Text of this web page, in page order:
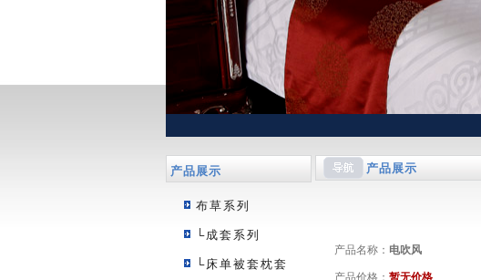
产品展示
布草系列
└成套系列
└床单被套枕套
产品展示
产品名称： 电吹风
产品价格： 暂无价格